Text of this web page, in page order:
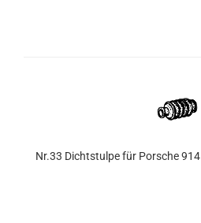
Nr.33 Dichtstulpe für Porsche 914